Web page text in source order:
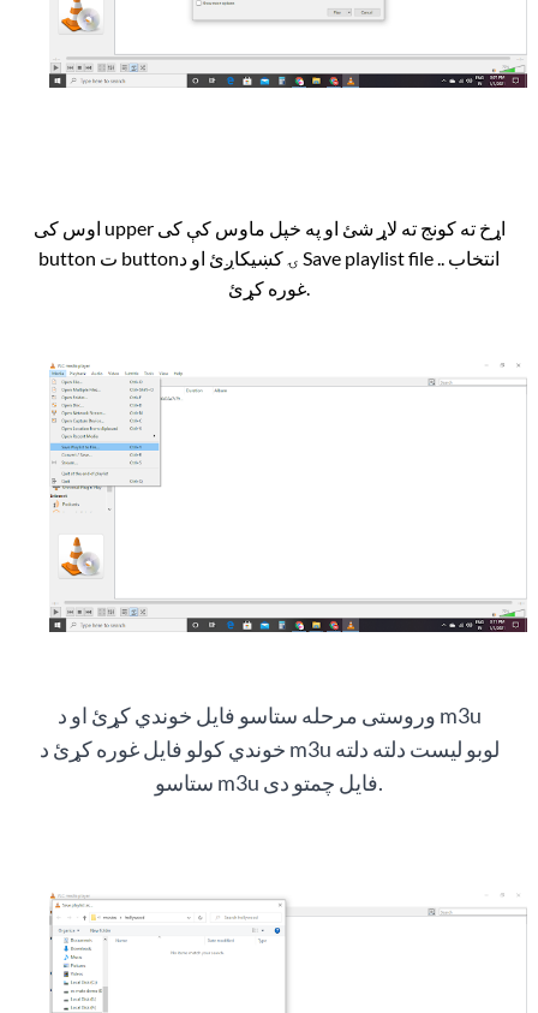
اوس کی upper اړخ ته کونج ته لاړ شئ او په خپل ماوس کې کی
button ت buttonۍ کښیکاږئ او د Save playlist file .. انتخاب
غوره کړئ.
وروستی مرحله ستاسو فایل خوندي کړئ او د m3u
خوندي کولو فایل غوره کړئ د m3u لوبو لیست دلته دلته
ستاسو m3u فایل چمتو دی.